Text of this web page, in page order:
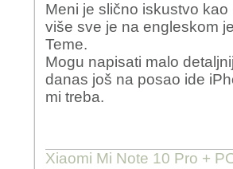
Meni je slično iskustvo
više sve je na engleskom
Teme.
Mogu napisati malo
danas još na posao ide
mi treba.
Xiaomi Mi Note 10 Pro +